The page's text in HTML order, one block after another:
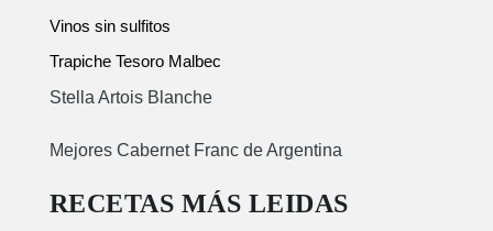
Vinos sin sulfitos
Trapiche Tesoro Malbec
Stella Artois Blanche
Mejores Cabernet Franc de Argentina
RECETAS MÁS LEIDAS